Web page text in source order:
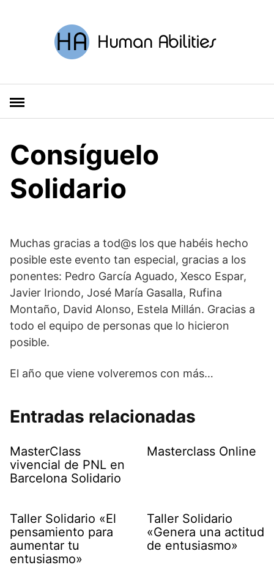
Consíguelo
Solidario
Muchas gracias a tod@s los que habéis hecho
posible este evento tan especial, gracias a los
ponentes: Pedro García Aguado, Xesco Espar,
Javier Iriondo, José María Gasalla, Rufina
Montaño, David Alonso, Estela Millán. Gracias a
todo el equipo de personas que lo hicieron
posible.
El año que viene volveremos con más…
Entradas relacionadas
MasterClass
vivencial de PNL en
Barcelona Solidario
Masterclass Online
Taller Solidario «El
pensamiento para
aumentar tu
entusiasmo»
Taller Solidario
«Genera una actitud
de entusiasmo»